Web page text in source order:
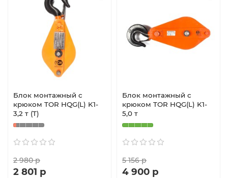
Блок монтажный с
крюком TOR HQG(L) K1-
3,2 т (T)
2 980 р
2 801 р
Блок монтажный с
крюком TOR HQG(L) K1-
5,0 т
5 156 р
4 900 р